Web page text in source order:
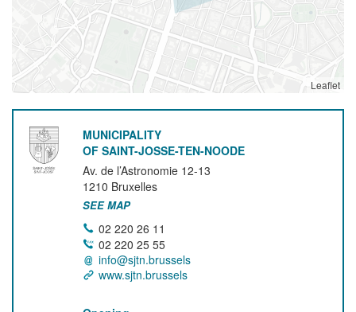
Leaflet
MUNICIPALITY
OF SAINT-JOSSE-TEN-NOODE
Av. de l’Astronomie 12-13
1210 Bruxelles
SEE MAP
02 220 26 11
02 220 25 55
info@sjtn.brussels
www.sjtn.brussels